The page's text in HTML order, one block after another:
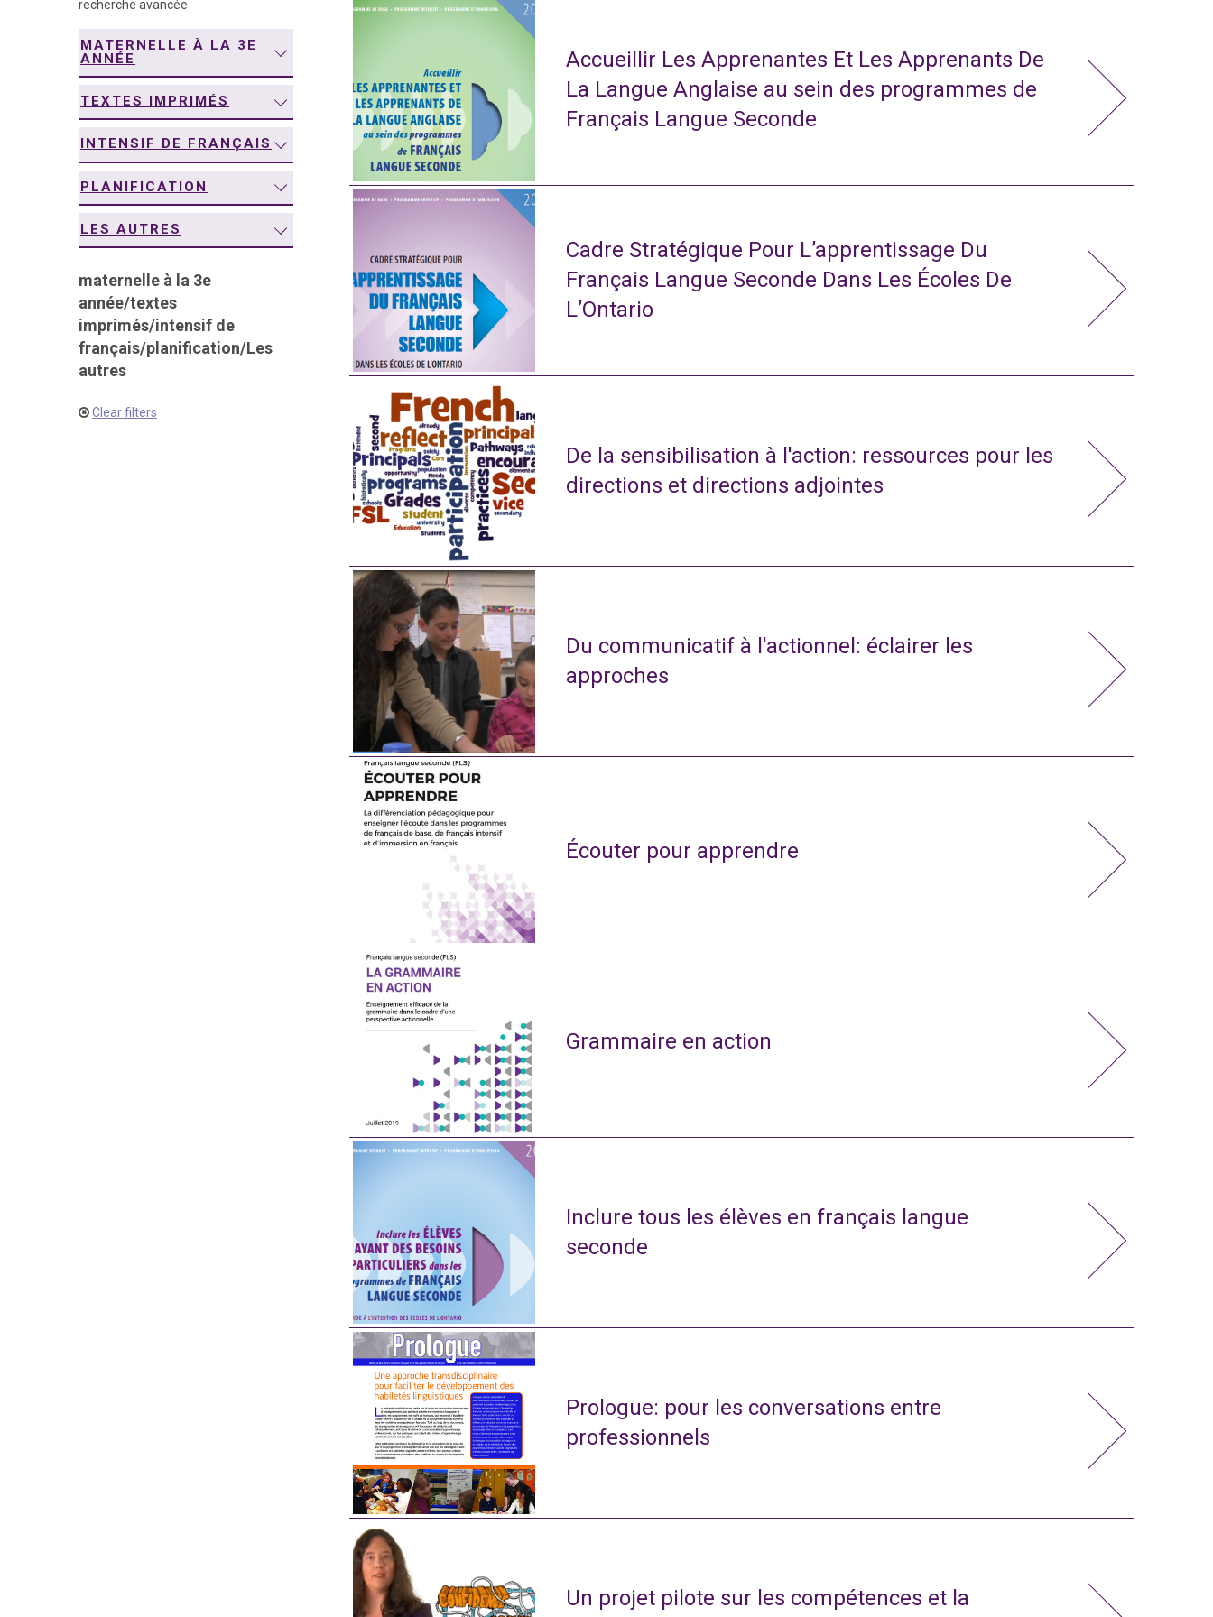
recherche avancée
MATERNELLE À LA 3E
ANNÉE
TEXTES IMPRIMÉS
INTENSIF DE FRANÇAIS
PLANIFICATION
LES AUTRES
maternelle à la 3e
année/textes
imprimés/intensif de
français/planification/Les
autres
Clear filters
Accueillir Les Apprenantes Et Les Apprenants De
La Langue Anglaise au sein des programmes de
Français Langue Seconde
Cadre Stratégique Pour L’apprentissage Du
Français Langue Seconde Dans Les Écoles De
L’Ontario
De la sensibilisation à l'action: ressources pour les
directions et directions adjointes
Du communicatif à l'actionnel: éclairer les
approches
Écouter pour apprendre
Grammaire en action
Inclure tous les élèves en français langue
seconde
Prologue: pour les conversations entre
professionnels
Un projet pilote sur les compétences et la